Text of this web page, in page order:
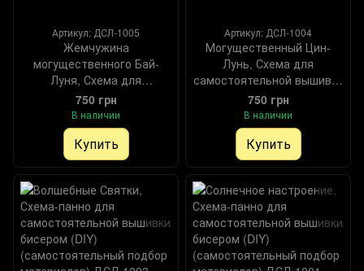
Артикул: ДСЛ-1005
Жемчужина
могущественного Бай-
Луня, Схема для
самостоятельной вышивки
бисером (DIY) и
декоративными
элементами
(самостоятельный подбор
материалов), Схема
750 грн
В наличии
Купить
Артикул: ДСЛ-1004
Могущественный Цин-
Лунь, Схема для
самостоятельной вышивки
бисером (DIY) и
декоративными
элементами
(самостоятельный подбор
материалов), Схема
750 грн
В наличии
Купить